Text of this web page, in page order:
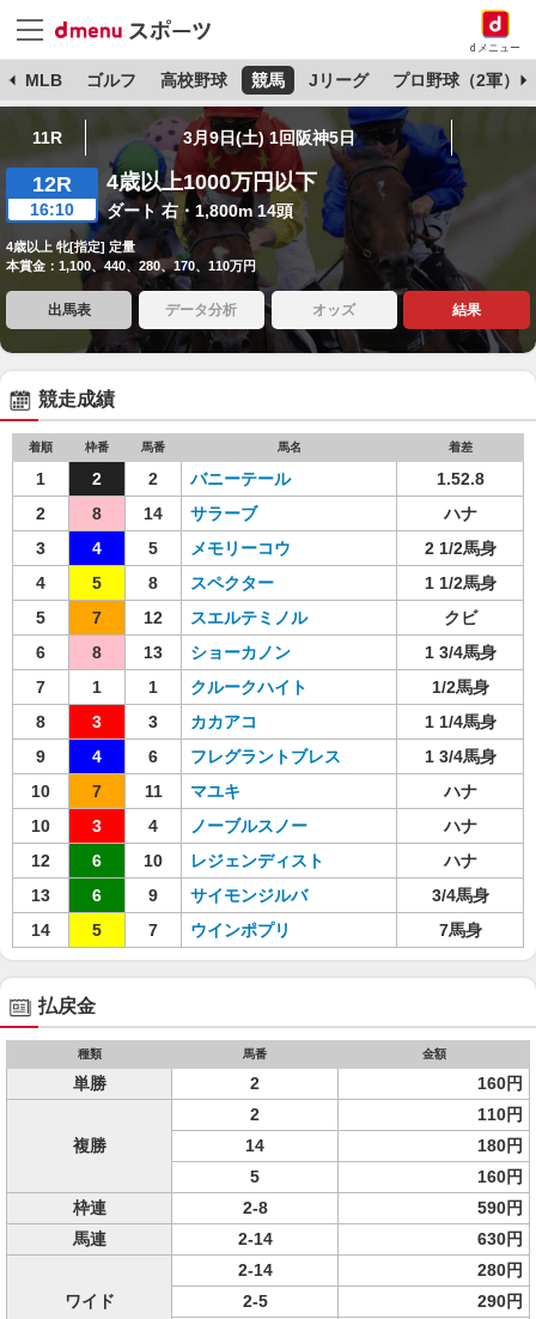
dメニュー
MLB ゴルフ 高校野球 競馬 Jリーグ プロ野球（2軍）
11R 3月9日(土) 1回阪神5日
12R
16:10
4歳以上1000万円以下
ダート 右・1,800m 14頭
4歳以上 牝[指定] 定量
本賞金：1,100、440、280、170、110万円
出馬表 データ分析 オッズ 結果
競走成績
着順 枠番 馬番 馬名 着差
1 2 2 バニーテール
1.52.8
2
8 14 サラーブ
ハナ
3
4 5 メモリーコウ
2 1/2馬身
4
5 8 スペクター
1 1/2馬身
5
7 12 スエルテミノル
クビ
6
8 13 ショーカノン
1 3/4馬身
7
1 1 クルークハイト
1/2馬身
8
3 3 カカアコ
1 1/4馬身
9
4 6 フレグラントブレス
1 3/4馬身
10
7 11 マユキ
ハナ
10
3 4 ノーブルスノー
ハナ
12
6 10 レジェンディスト
ハナ
13
6 9 サイモンジルバ
3/4馬身
14
5 7 ウインポプリ 7馬身
払戻金
種類 馬番 金額
単勝 2 160円
複勝
2
110円
14
180円
5
160円
枠連
2-8
590円
馬連
2-14 630円
ワイド
2-14
280円
2-5
290円